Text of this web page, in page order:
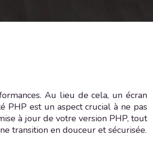
Au lieu de cela, un écran
PHP est un aspect crucial à ne pas
à jour de votre version PHP, tout
transition en douceur et sécurisée.